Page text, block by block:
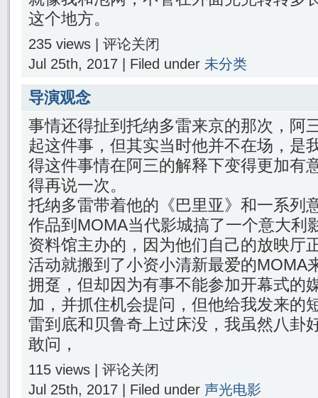
这个地方。
235 views | 评论关闭
Jul 25th, 2017 | Filed under 未分类
导演观念
事情还得扯到托纳多雷来京的那次，阿
起这件事，但其实当时他并不在场，是
得这件事情在阿三的解释下变得更加有
得再说一次。
托纳多雷带着他的《巴里亚》和一系列
作品到MOMA当代影城搞了一个意大利
资料馆主办的，因为他们自己的放映厅
活动就搬到了小资小清新最爱的MOMA
拥趸，但却因为有事不能参加开幕式的
加，并抓住机会提问，但他给我发来的
雷到底和贝鲁奇上过床没，我虽然八卦
敢问，
115 views | 评论关闭
Jul 25th, 2017 | Filed under 声光电影